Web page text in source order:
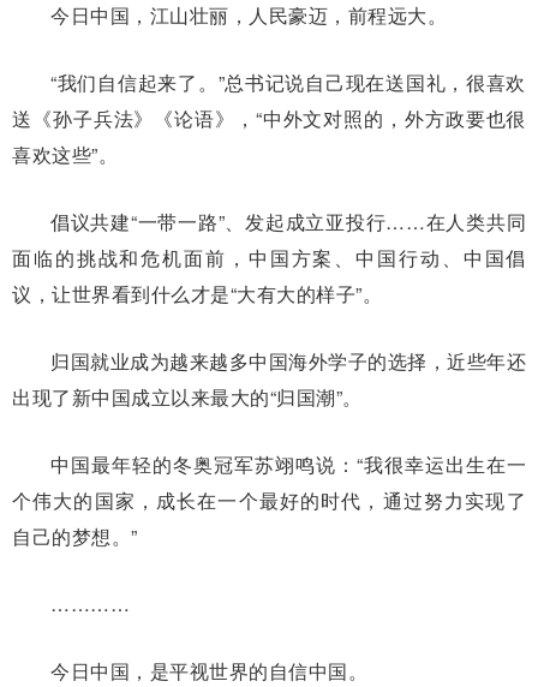
今日中国，江山壮丽，人民豪迈，前程远大。
“我们自信起来了。”总书记说自己现在送国礼，很喜欢
送《孙子兵法》《论语》，“中外文对照的，外方政要也很
喜欢这些”。
倡议共建“一带一路”、发起成立亚投行……在人类共同
面临的挑战和危机面前，中国方案、中国行动、中国倡
议，让世界看到什么才是“大有大的样子”。
归国就业成为越来越多中国海外学子的选择，近些年还
出现了新中国成立以来最大的“归国潮”。
中国最年轻的冬奥冠军苏翊鸣说：“我很幸运出生在一
个伟大的国家，成长在一个最好的时代，通过努力实现了
自己的梦想。”
…………
今日中国，是平视世界的自信中国。